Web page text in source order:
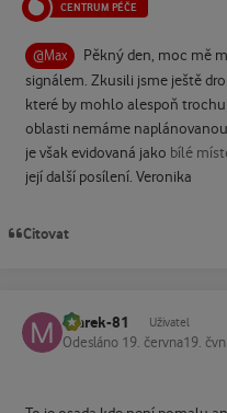
CENTRUM PÉČE
@Max
Pěkný den, moc mě
signálem. Zkusili jsme ještě
které by mohlo alespoň
oblasti nemáme
je však evidovaná jako bílé
její další posílení. Veronika
Citovat
marek-81 Uživatel
Odesláno 19. června19. čvn